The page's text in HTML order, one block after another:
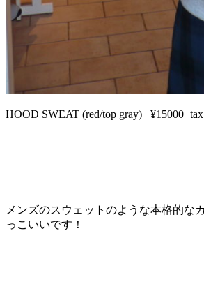
HOOD SWEAT (red/top gray) ¥15000+tax
メンズのスウェットのような本格的な
っこいいです！